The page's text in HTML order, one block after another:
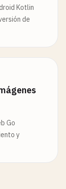
Kotlin
de
Go
y